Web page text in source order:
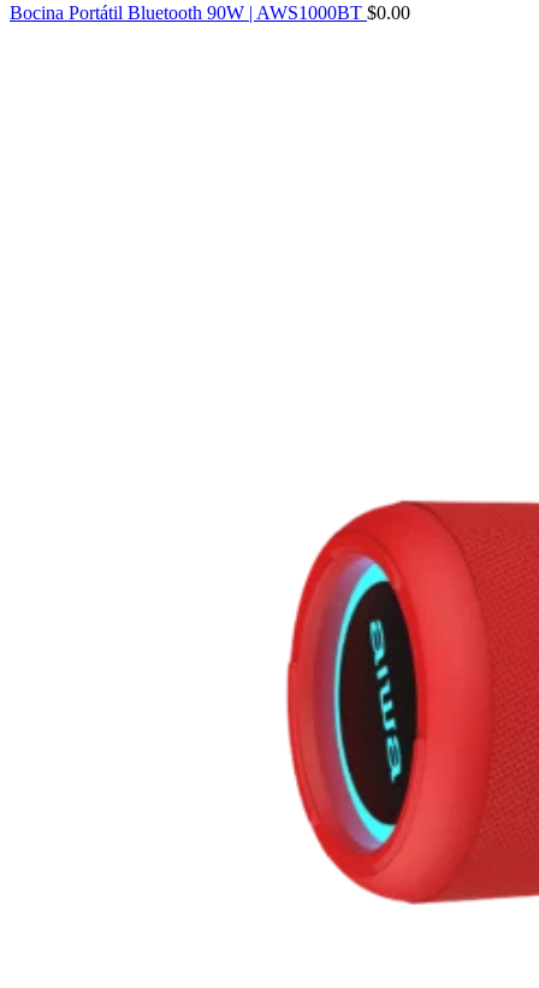
Bocina Portátil Bluetooth 90W | AWS1000BT $0.00